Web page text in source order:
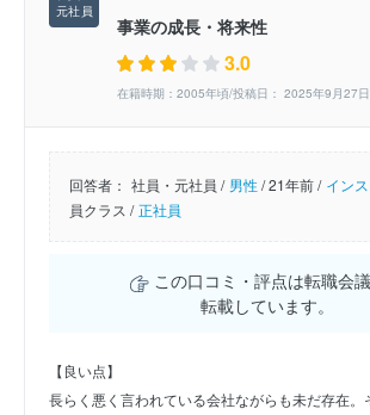
事業の成長・将来性
3.0
在籍時期：2005年頃/投稿日： 2025年9月27日
回答者： 社員・元社員 / 男性/21年前 / イン
員クラス / 正社員
この口コミ・評点は転職会
転載しています。
【良い点】
長らく悪く言われている会社ながらも未だ存在。